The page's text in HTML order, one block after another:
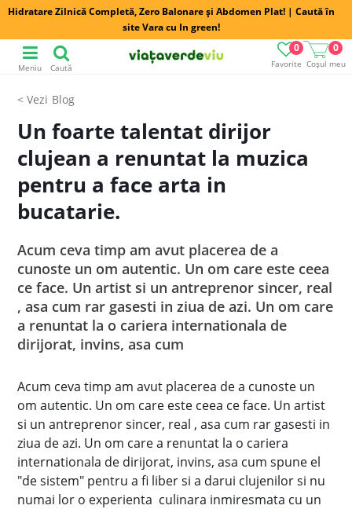
Hidratare Zilnică Completă, Zero Balonare și Abdomen Plat! | Caută în
site Vara cu In green!
Favorite
0
Coșul meu
0
Meniu Caută
Blog
Un foarte talentat dirijor
clujean a renuntat la muzica
pentru a face arta in
bucatarie.
Acum ceva timp am avut placerea de a
cunoste un om autentic. Un om care este ceea
ce face. Un artist si un antreprenor sincer, real
, asa cum rar gasesti in ziua de azi. Un om care
a renuntat la o cariera internationala de
dirijorat, invins, asa cum
Acum ceva timp am avut placerea de a cunoste un
om autentic. Un om care este ceea ce face. Un artist
si un antreprenor sincer, real , asa cum rar gasesti in
ziua de azi. Un om care a renuntat la o cariera
internationala de dirijorat, invins, asa cum spune el
"de sistem" pentru a fi liber si a darui clujenilor si nu
numai lor o experienta culinara inmiresmata cu un